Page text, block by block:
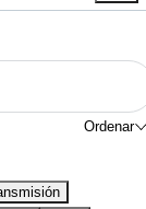
Ordenar